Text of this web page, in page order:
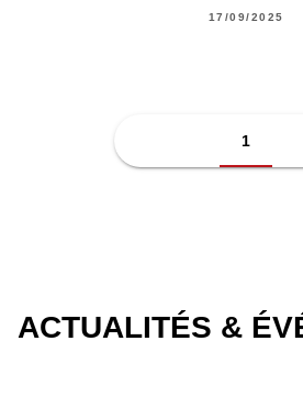
17/09/2025
1
ACTUALITÉS &